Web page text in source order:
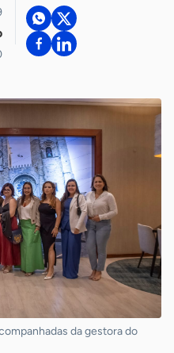
da gestora do